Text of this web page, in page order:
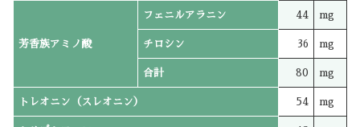
芳香族アミノ酸
フェニルアラニン 44 mg
チロシン 36 mg
合計 80 mg
トレオニン（スレオニン） 54 mg